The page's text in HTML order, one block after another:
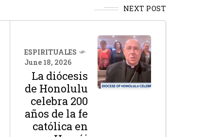
NEXT POST
ESPIRITUALES
June 18, 2026
La diócesis
de Honolulu
celebra 200
años de la fe
católica en